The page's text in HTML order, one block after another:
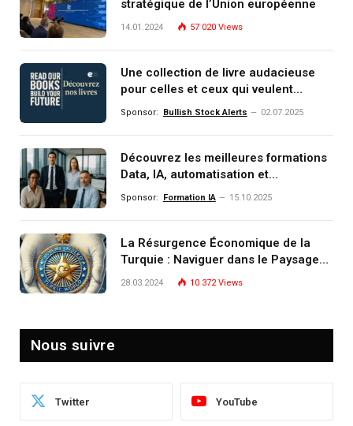
stratégique de l’Union européenne
14.01.2024 57 020 Views
Une collection de livre audacieuse
pour celles et ceux qui veulent
comprendre, investir et dominer le
Sponsor: Bullish Stock Alerts 02.07.2025
Découvrez les meilleures formations
Data, IA, automatisation et
investissement (gestion de
Sponsor: Formation IA 15.10.2025
La Résurgence Économique de la
Turquie : Naviguer dans le Paysage
Post-Crise
28.03.2024 10 372Views
Nous suivre
Twitter YouTube